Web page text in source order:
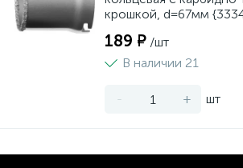
крошкой, d=67мм
189 ₽ /шт
В наличии 21
- + шт